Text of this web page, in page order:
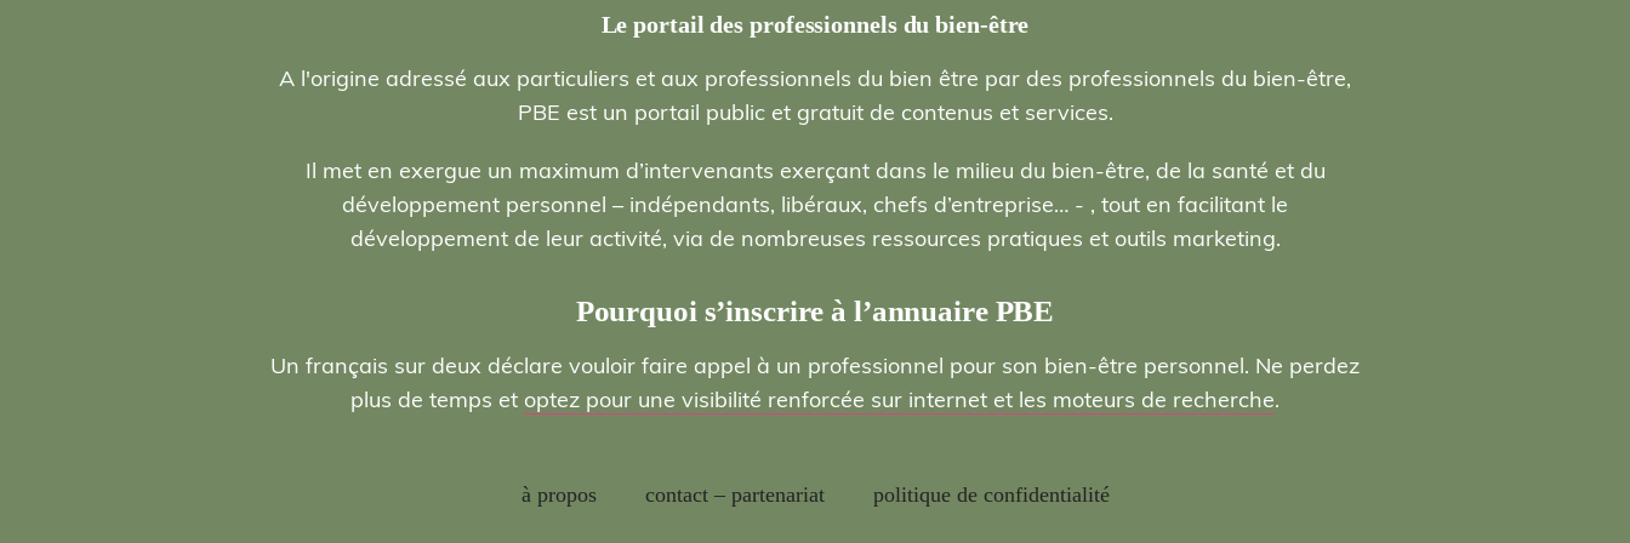
Le portail des professionnels du bien-être
A l'origine adressé aux particuliers et aux professionnels du bien être par des professionnels du bien-être,
PBE est un portail public et gratuit de contenus et services.
Il met en exergue un maximum d’intervenants exerçant dans le milieu du bien-être, de la santé et du
développement personnel – indépendants, libéraux, chefs d’entreprise… - , tout en facilitant le
développement de leur activité, via de nombreuses ressources pratiques et outils marketing.
Pourquoi s’inscrire à l’annuaire PBE
Un français sur deux déclare vouloir faire appel à un professionnel pour son bien-être personnel. Ne perdez
plus de temps et optez pour une visibilité renforcée sur internet et les moteurs de recherche.
à propos contact – partenariat politique de confidentialité